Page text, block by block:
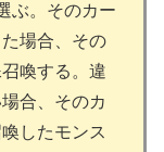
ぶ。そのカー
場合、その
喚する。違
合、そのカ
したモンス